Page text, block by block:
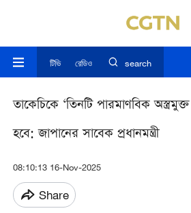
টিভি রেডিও search
তাকেচিকে ‘তিনটি পারমাণবিক
হবে: জাপানের সাবেক প্রধানমন্ত্রী
08:10:13 16-Nov-2025
Share